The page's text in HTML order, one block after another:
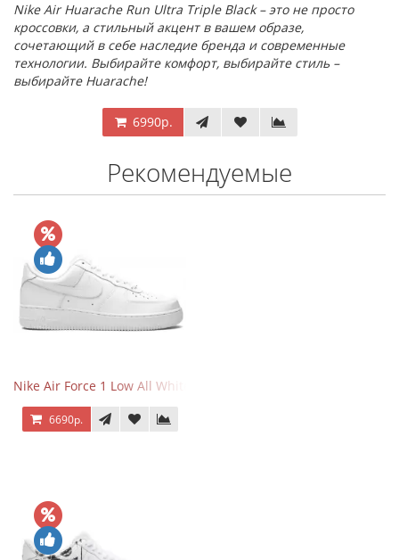
Nike Air Huarache Run Ultra Triple Black – это не просто
кроссовки, а стильный акцент в вашем образе,
сочетающий в себе наследие бренда и современные
технологии. Выбирайте комфорт, выбирайте стиль –
выбирайте Huarache!
6990р.
Рекомендуемые
Nike Air Force 1 Low All White
6690р.